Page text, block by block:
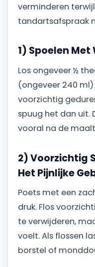
verminderen
tandartsafspraak
1) Spoelen
Los ongeveer ½
(ongeveer 240
voorzichtig
spuug het dan uit.
vooral na de
2) Voorzichtig
Het Pijnlijke
Poets met een
druk. Flos
te verwijderen,
voelt. Als flossen
borstel of